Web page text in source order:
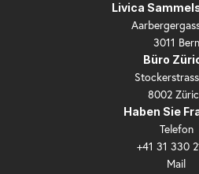
Livica
3011 Bern
Büro
8002
Haben Sie
Telefon
+41 31 330
Mail